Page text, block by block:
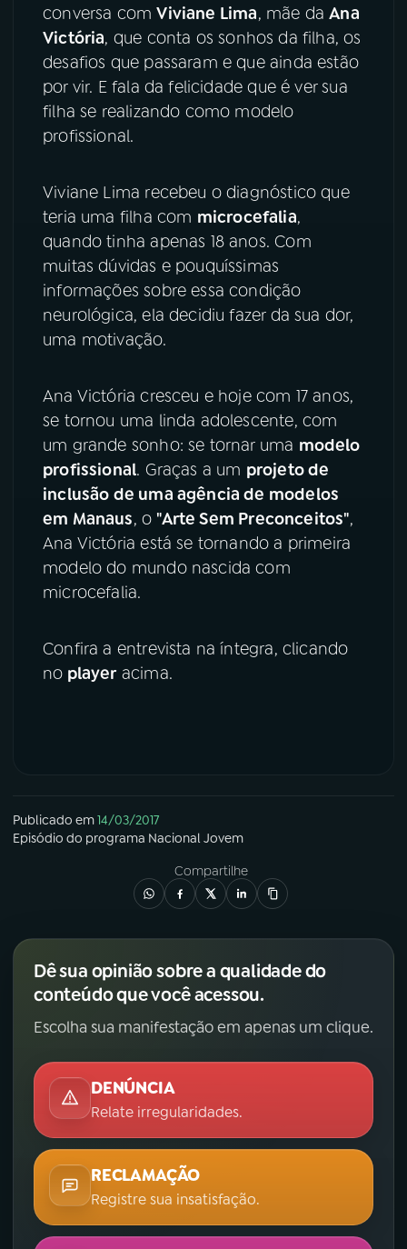
07ÚLTIMAS
08 FESTIVAL DE MÚSICA
ACOMPANHE A RÁDIO NACIONAL
Instagram X
TikTok
conversa comViviane Lima, mãe daAna
Victória, que conta os sonhos da filha, os
desafios que passaram e que ainda estão
por vir. E fala da felicidade que é ver sua
filha se realizando como modelo
profissional.
Viviane Lima recebeu o diagnóstico que
teria uma filha com microcefalia,
quando tinha apenas 18 anos. Com
muitas dúvidas e pouquíssimas
informações sobre essa condição
neurológica, ela decidiu fazer da sua dor,
uma motivação.
Ana Victória cresceu e hoje com 17 anos,
se tornou uma linda adolescente, com
um grande sonho: se tornar uma modelo
profissional. Graças a um projeto de
inclusão de uma agência de modelos
em Manaus, o "Arte Sem Preconceitos",
Ana Victória está se tornando a primeira
modelo do mundo nascida com
microcefalia.
Confira a entrevista na íntegra, clicando
no playeracima.
Publicado em14/03/2017
Episódio do programa Nacional Jovem
Compartilhe
Dê sua opinião sobre a qualidade do
conteúdo que você acessou.
Escolha sua manifestação em apenas um clique.
DENÚNCIA
Relate irregularidades.
RECLAMAÇÃO
Registre sua insatisfação.